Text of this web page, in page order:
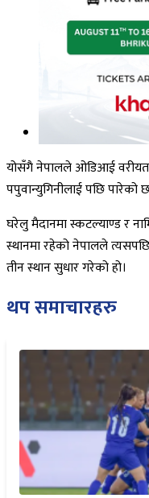
योसँगै नेपालले ओडिआई
पपुवान्युगिनीलाई पछि पारेको
घरेलु मैदानमा स्कटल्याण्ड र
स्थानमा रहेको नेपालले
तीन स्थान सुधार गरेको हो।
थप समाचारहरु